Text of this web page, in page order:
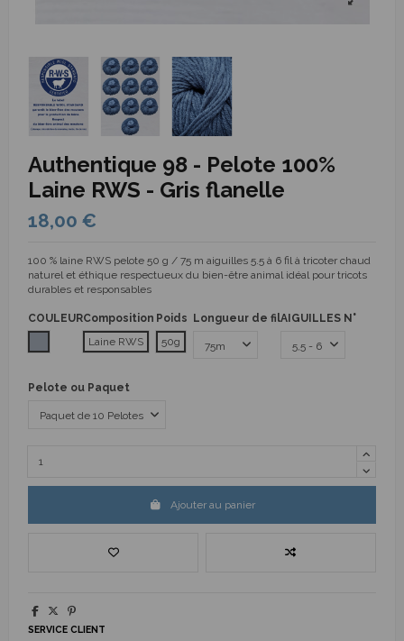
Authentique 98 - Pelote 100%
Laine RWS - Gris flanelle
18,00 €
100 % laine RWS pelote 50 g / 75 m aiguilles 5.5 à 6 fil à tricoter chaud
naturel et éthique respectueux du bien-être animal idéal pour tricots
durables et responsables
COULEURComposition
Laine RWS
Poids
50g
Longueur de filAIGUILLES N°
Pelote ou Paquet
Ajouter au panier
SERVICE CLIENT